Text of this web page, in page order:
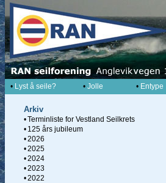
• Lyst å seile? • Jolle • Entype
Arkiv
•Terminliste for Vestland Seilkrets
• 125 års jubileum
•2026
•2025
•2024
•2023
•2022